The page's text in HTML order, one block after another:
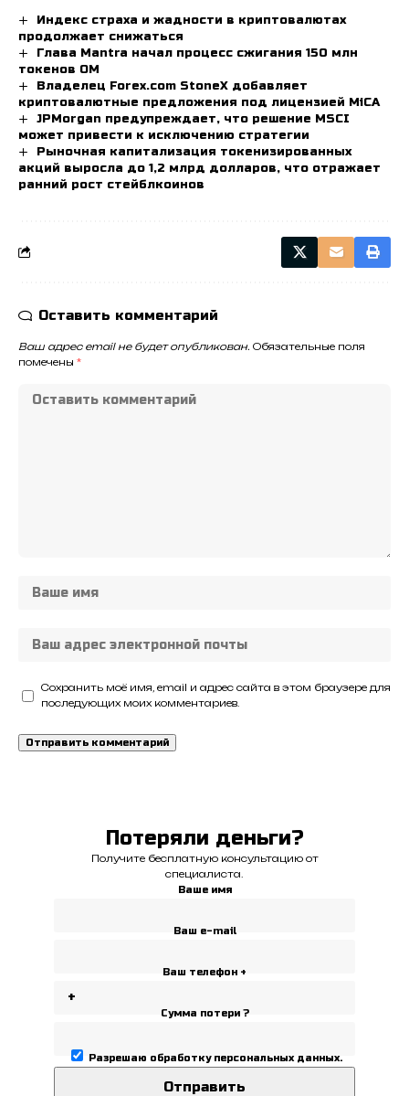
Индекс страха и жадности в криптовалютах
продолжает снижаться
Глава Mantra начал процесс сжигания 150 млн
токенов OM
Владелец Forex.com StoneX добавляет
криптовалютные предложения под лицензией MiCA
JPMorgan предупреждает, что решение MSCI
может привести к исключению стратегии
Рыночная капитализация токенизированных
акций выросла до 1,2 млрд долларов, что отражает
ранний рост стейблкоинов
Оставить комментарий
Ваш адрес email не будет опубликован. Обязательные поля
помечены *
Сохранить моё имя, email и адрес сайта в этом браузере для
последующих моих комментариев.
Потеряли деньги?
Получите бесплатную консультацию от
специалиста.
Ваше имя
Ваш e-mail
Ваш телефон +
Сумма потери ?
Разрешаю обработку персональных данных.